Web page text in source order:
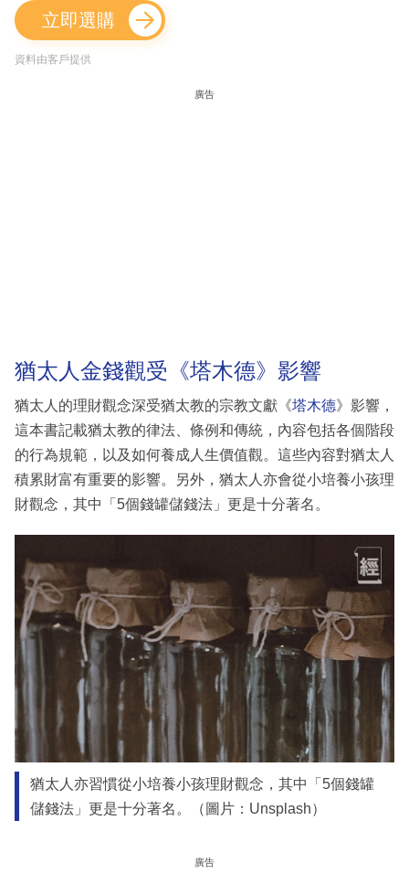
立即選購
資料由客戶提供
廣告
猶太人金錢觀受《塔木德》影響
猶太人的理財觀念深受猶太教的宗教文獻《塔木德》影響，
這本書記載猶太教的律法、條例和傳統，內容包括各個階段
的行為規範，以及如何養成人生價值觀。這些內容對猶太人
積累財富有重要的影響。另外，猶太人亦會從小培養小孩理
財觀念，其中「5個錢罐儲錢法」更是十分著名。
猶太人亦習慣從小培養小孩理財觀念，其中「5個錢罐
儲錢法」更是十分著名。（圖片：Unsplash）
廣告